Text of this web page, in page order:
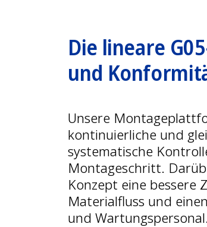
Die lineare
und
Unsere
kontinuierliche und
systematische
Montageschritt.
Konzept eine bessere
Materialfluss und
und Wartungspersonal.